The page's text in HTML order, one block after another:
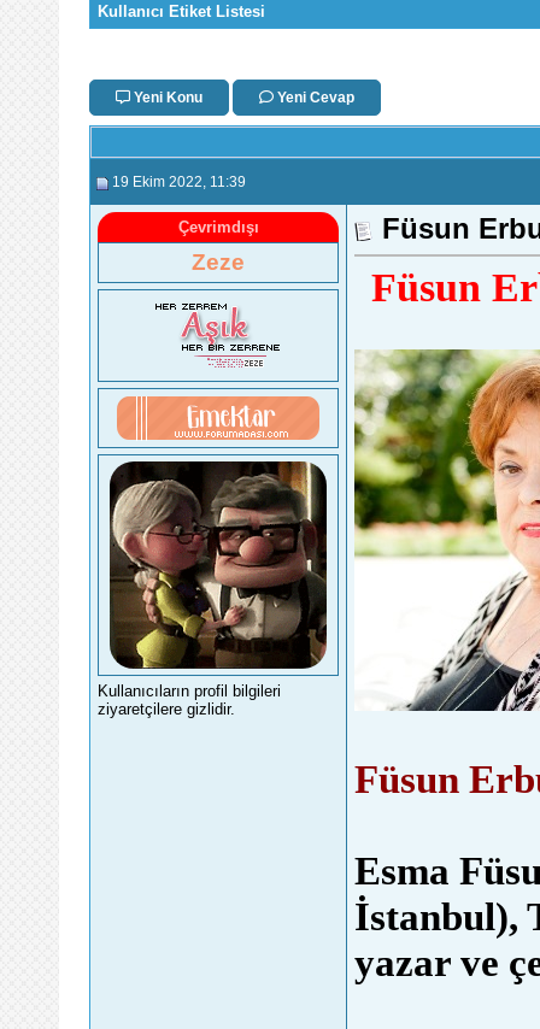
Kullanıcı Etiket Listesi
Yeni Konu Yeni Cevap
19 Ekim 2022 , 11:39
Çevrimdışı
Zeze
Kullanıcıların profil bilgileri
ziyaretçilere gizlidir.
Füsun
Füsun
Füsun
Esma
İstanbul),
yazar ve